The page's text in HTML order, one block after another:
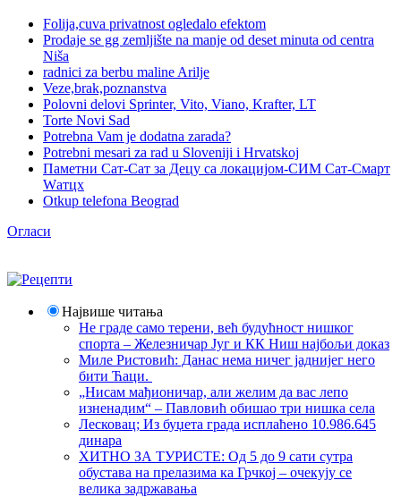
Folija,cuva privatnost ogledalo efektom
Prodaje se gg zemljište na manje od deset minuta od centra
Niša
radnici za berbu maline Arilje
Veze,brak,poznanstva
Polovni delovi Sprinter, Vito, Viano, Krafter, LT
Torte Novi Sad
Potrebna Vam je dodatna zarada?
Potrebni mesari za rad u Sloveniji i Hrvatskoj
Паметни Сат-Сат за Децу са локацијом-СИМ Сат-Смарт
Wатцх
Otkup telefona Beograd
Огласи
Највише читања
Не граде само терени, већ будућност нишког
спорта – Железничар Југ и КК Ниш најбољи доказ
Миле Ристовић: Данас нема ничег јаднијег него
бити Ћаци.
„Нисам мађионичар, али желим да вас лепо
изненадим“ – Павловић обишао три нишка села
Лесковац; Из буџета града исплаћено 10.986.645
динара
ХИТНО ЗА ТУРИСТЕ: Од 5 до 9 сати сутра
обустава на прелазима ка Грчкој – очекују се
велика задржавања